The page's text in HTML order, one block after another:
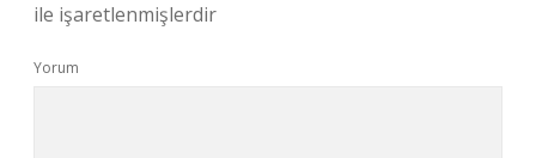
ile işaretlenmişlerdir
Yorum